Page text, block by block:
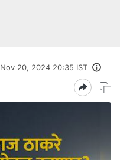
Nov 20, 2024 20:35 IST